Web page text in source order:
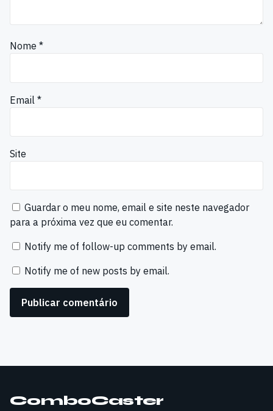
Nome *
Email *
Site
Guardar o meu nome, email e site neste navegador
para a próxima vez que eu comentar.
Notify me of follow-up comments by email.
Notify me of new posts by email.
ComboCaster